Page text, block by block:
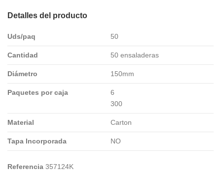
Detalles del producto
Uds/paq 50
Cantidad 50 ensaladeras
Diámetro 150mm
Paquetes por caja
6
300
Material Carton
Tapa Incorporada NO
Referencia 357124K